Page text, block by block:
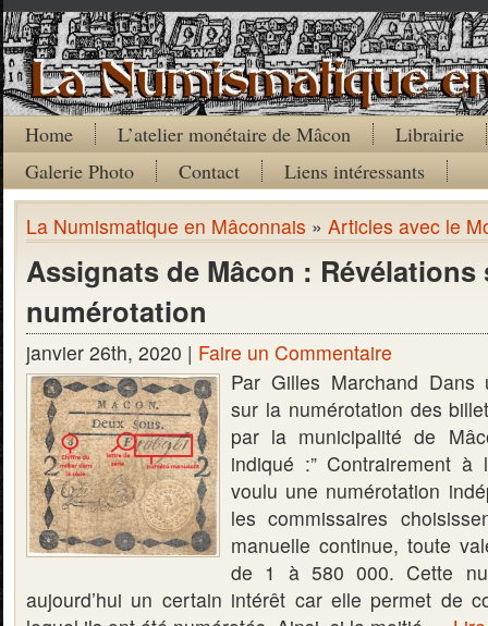
Home L’atelier monétaire de Mâcon
Librairie
Galerie Photo
Contact Liens intéressants
La Numismatique en Mâconnais » Articles avec le
Assignats de Mâcon : Révélations
numérotation
janvier 26th, 2020 | Faire un Commentaire
Par Gilles Marchand Dans
sur la numérotation des
par la municipalité de
indiqué :” Contrairement
voulu une numérotation
les commissaires
manuelle continue, toute
de 1 à 580 000. Cette
aujourd’hui un certain intérêt car elle permet de